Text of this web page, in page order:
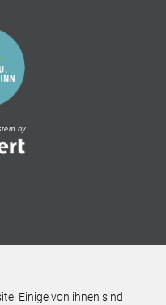
by
Einige von ihnen sind